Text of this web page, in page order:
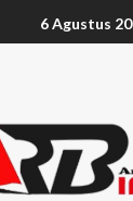
6 Agustus